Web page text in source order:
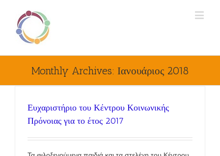
Monthly Archives: Ιανουάριος 2018
Ευχαριστήριο του Κέντρου Κοινωνικής
Πρόνοιας για το έτος 2017